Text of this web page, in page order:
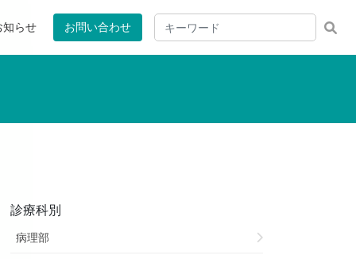
知らせ お問い合わせ
診療科別
病理部